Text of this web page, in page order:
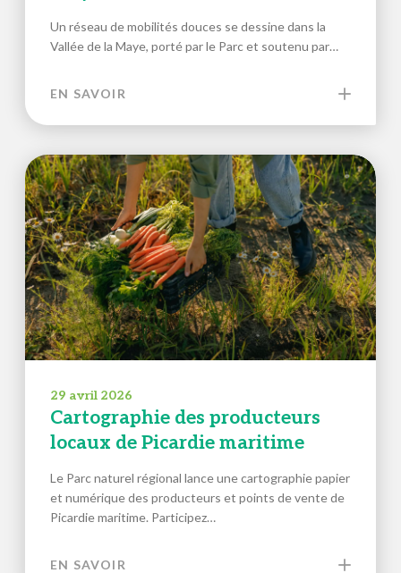
Un réseau de mobilités douces se dessine dans la
Vallée de la Maye, porté par le Parc et soutenu par…
EN SAVOIR
29 avril 2026
Cartographie des producteurs
locaux de Picardie maritime
Le Parc naturel régional lance une cartographie papier
et numérique des producteurs et points de vente de
Picardie maritime. Participez…
EN SAVOIR